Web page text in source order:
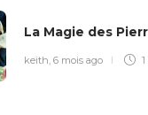
La Magie des
keith 6 mois ago